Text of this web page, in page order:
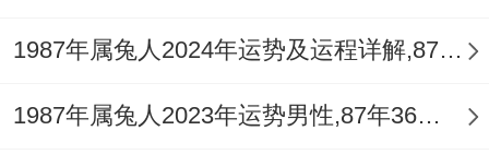
自身的实际情况来研究。在一起对此年的机
遇与挑战都要有清晰的认识 - 才能更好地把
1987年属兔人2024年运势及运程详解,87年出生37岁肖兔人在2024全年每月运势完整版
1987年属兔人2023年运势男性,87年36岁属兔男2023年每月运程怎么样